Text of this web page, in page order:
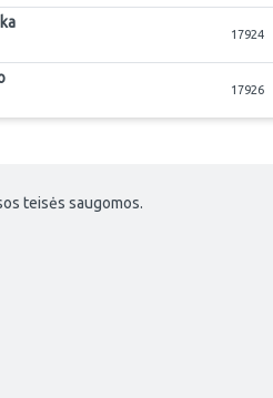
17924
17926
teisės saugomos.